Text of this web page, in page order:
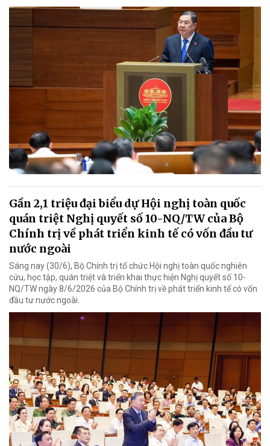
Gần 2,1 triệu đại biểu dự Hội nghị toàn quốc
quán triệt Nghị quyết số 10-NQ/TW của Bộ
Chính trị về phát triển kinh tế có vốn đầu tư
nước ngoài
Sáng nay (30/6), Bộ Chính trị tổ chức Hội nghị toàn quốc nghiên
cứu, học tập, quán triệt và triển khai thực hiện Nghị quyết số 10-
NQ/TW ngày 8/6/2026 của Bộ Chính trị về phát triển kinh tế có vốn
đầu tư nước ngoài.